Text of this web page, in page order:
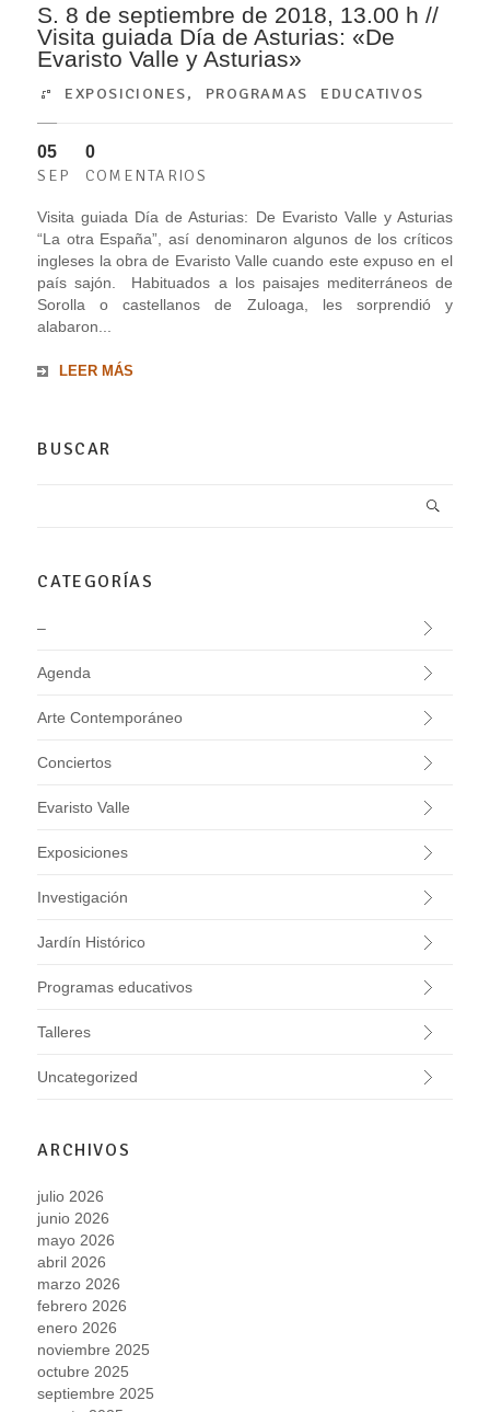
S. 8 de septiembre de 2018, 13.00 h //
Visita guiada Día de Asturias: «De
Evaristo Valle y Asturias»
EXPOSICIONES, PROGRAMAS EDUCATIVOS
05
SEP
0
COMENTARIOS
Visita guiada Día de Asturias: De Evaristo Valle y Asturias
“La otra España”, así denominaron algunos de los críticos
ingleses la obra de Evaristo Valle cuando este expuso en el
país sajón. Habituados a los paisajes mediterráneos de
Sorolla o castellanos de Zuloaga, les sorprendió y
alabaron...
LEER MÁS
BUSCAR
CATEGORÍAS
–
Agenda
Arte Contemporáneo
Conciertos
Evaristo Valle
Exposiciones
Investigación
Jardín Histórico
Programas educativos
Talleres
Uncategorized
ARCHIVOS
julio 2026
junio 2026
mayo 2026
abril 2026
marzo 2026
febrero 2026
enero 2026
noviembre 2025
octubre 2025
septiembre 2025